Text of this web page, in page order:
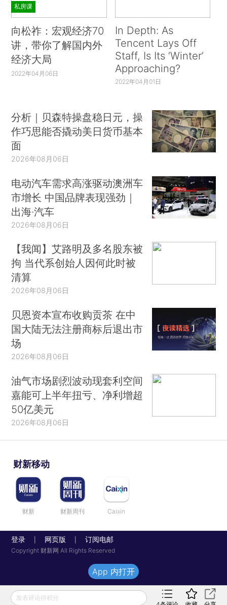
私房课
向松祚：宏观经济70
讲，带你了解国内外
经济大局
2022年04月06日
In Depth: As
Tencent Lays Off
Staff, Is Its ‘Winter’
Approaching?
2022年04月01日
分析｜贝森特操盘稳日元，操
作巧思能否撬动美日货币基本
面
2026年08月06日
电动汽车需求高涨驱动澳洲车
市增长 中国品牌表现强劲｜
出海·汽车
2026年08月06日
【我闻】艾路明及多名股东被
拘 当代系创始人因何此时被
清算
2026年08月06日
贝恩资本宣布收购贡茶 在中
国大陆无法注册商标后退出市
场
2026年08月06日
油气市场剧烈波动现套利空间
嘉能可上半年扭亏、净利增超
50亿美元
2026年08月06日
财新移动
财新 财新周刊 Caixin
登录 网页版 订阅电邮
Copyright 财新网 All Rights Reserved
发表评论得积分
App 内打开